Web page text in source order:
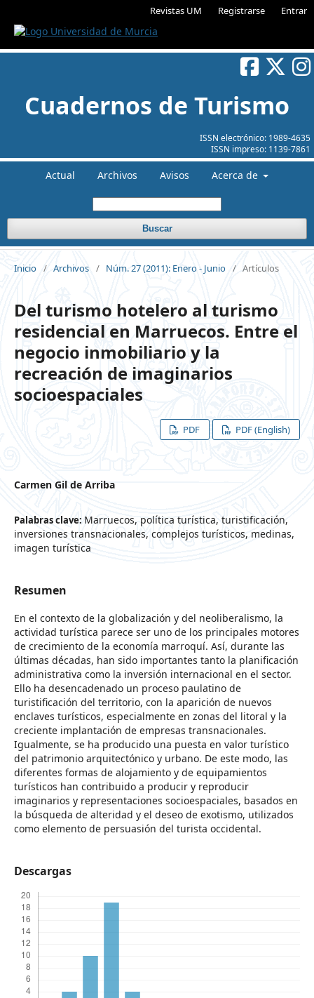
Revistas UM Registrarse Entrar
ISSN electrónico: 1989-4635
ISSN impreso: 1139-7861
Cuadernos de Turismo
Actual Archivos Avisos Acerca de
Buscar
Inicio / Archivos / Núm. 27 (2011): Enero - Junio / Artículos
Del turismo hotelero al turismo
residencial en Marruecos. Entre el
negocio inmobiliario y la
recreación de imaginarios
socioespaciales
PDF PDF (English)
Carmen Gil de Arriba
Palabras clave: Marruecos, política turística, turistificación,
inversiones transnacionales, complejos turísticos, medinas,
imagen turística
Resumen
En el contexto de la globalización y del neoliberalismo, la
actividad turística parece ser uno de los principales motores
de crecimiento de la economía marroquí. Así, durante las
últimas décadas, han sido importantes tanto la planificación
administrativa como la inversión internacional en el sector.
Ello ha desencadenado un proceso paulatino de
turistificación del territorio, con la aparición de nuevos
enclaves turísticos, especialmente en zonas del litoral y la
creciente implantación de empresas transnacionales.
Igualmente, se ha producido una puesta en valor turístico
del patrimonio arquitectónico y urbano. De este modo, las
diferentes formas de alojamiento y de equipamientos
turísticos han contribuido a producir y reproducir
imaginarios y representaciones socioespaciales, basados en
la búsqueda de alteridad y el deseo de exotismo, utilizados
como elemento de persuasión del turista occidental.
Descargas